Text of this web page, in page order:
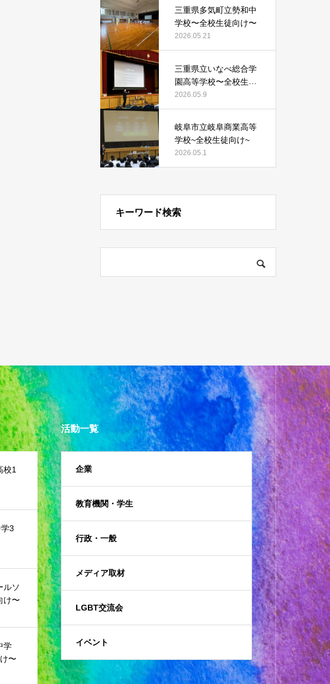
三重県多気町立勢和中
学校〜全校生徒向け〜
2026.05.21
三重県立いなべ総合学
園高等学校〜全校生徒
向け〜
2026.05.9
岐阜市立岐阜商業高等
学校~全校生徒向け~
2026.05.1
キーワード検索
校1
3
ルソ
け〜
学
〜
活動一覧
企業
教育機関・学生
行政・一般
メディア取材
LGBT交流会
イベント